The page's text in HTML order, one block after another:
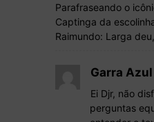
Parafraseando o
Captinga da
Raimundo: Larga
Garra Azul
Ei Djr, não
perguntas